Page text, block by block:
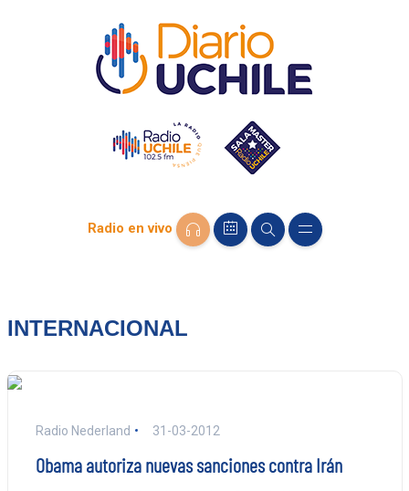
Radio en vivo
INTERNACIONAL
Radio Nederland 31-03-2012
Obama autoriza nuevas sanciones contra Irán